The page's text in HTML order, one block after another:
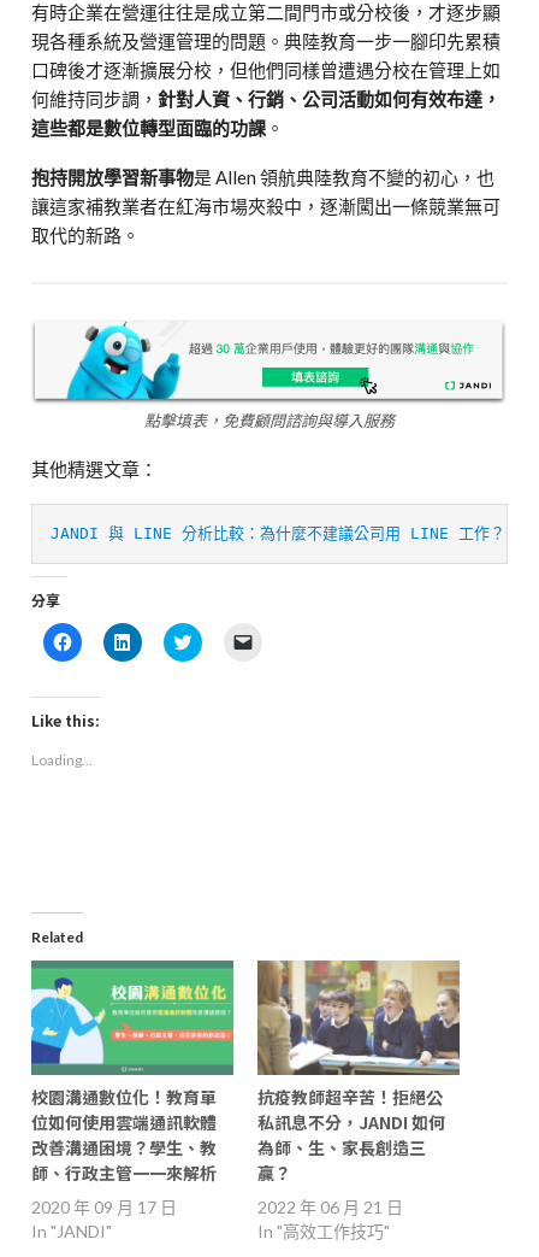
有時企業在營運往往是成立第二間門市或分校後，才逐步顯
現各種系統及營運管理的問題。典陸教育一步一腳印先累積
口碑後才逐漸擴展分校，但他們同樣曾遭遇分校在管理上如
何維持同步調， 針對人資、行銷、公司活動如何有效布達，
這些都是數位轉型面臨的功課 。
抱持開放學習新事物是 Allen 領航典陸教育不變的初心，也
讓這家補教業者在紅海市場夾殺中，逐漸闖出一條競業無可
取代的新路。
點擊填表，免費顧問諮詢與導入服務
其他精選文章：
JANDI 與 LINE 分析比較：為什麼不建議公司用 LINE 工作？企業
分享
Click
to
Facebook
(Opens
in
window)
Click
to
Click
to
Like this:
Loading...
Related
校園溝通數位化！教育單
位如何使用雲端通訊軟體
改善溝通困境？學生、教
師、行政主管一一來解析
2020 年 09 月 17 日
In "JANDI"
抗疫教師超辛苦！拒絕公
私訊息不分，JANDI 如何
為師、生、家長創造三
贏？
2022 年 06 月 21 日
In "高效工作技巧"